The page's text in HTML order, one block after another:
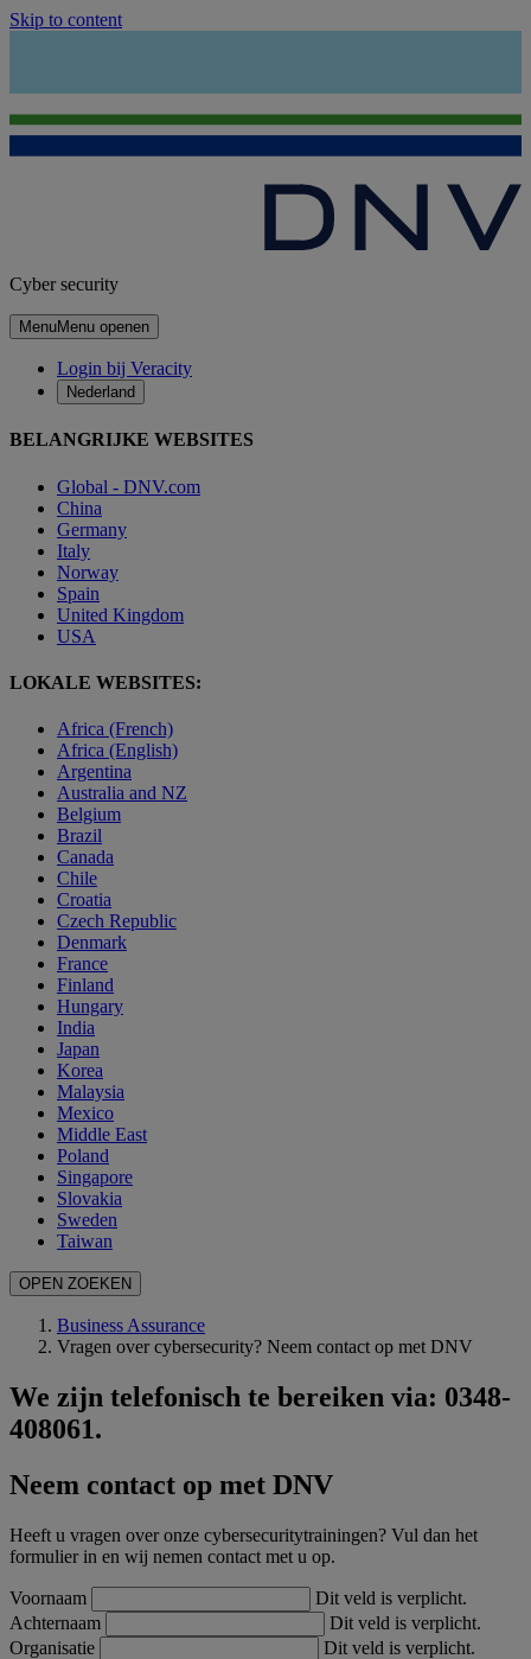
Skip to content
Cyber security
MenuMenu openen
Login bij Veracity
Nederland
BELANGRIJKE WEBSITES
Global - DNV.com
China
Germany
Italy
Norway
Spain
United Kingdom
USA
LOKALE WEBSITES:
Africa (French)
Africa (English)
Argentina
Australia and NZ
Belgium
Brazil
Canada
Chile
Croatia
Czech Republic
Denmark
France
Finland
Hungary
India
Japan
Korea
Malaysia
Mexico
Middle East
Poland
Singapore
Slovakia
Sweden
Taiwan
OPEN ZOEKEN
Business Assurance
Vragen over cybersecurity? Neem contact op met DNV
We zijn telefonisch te bereiken via: 0348-
408061.
Neem contact op met DNV
Heeft u vragen over onze cybersecuritytrainingen? Vul dan het
formulier in en wij nemen contact met u op.
Voornaam
Dit veld is verplicht.
Achternaam
Dit veld is verplicht.
Organisatie
Dit veld is verplicht.